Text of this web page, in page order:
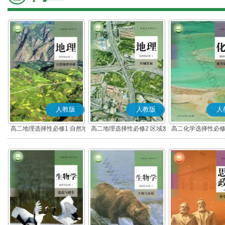
人教版
高二地理选择性必修1 自然地
理基础
人教版
高二地理选择性必修2 区域发
展
人
高二化学选择性必
应原理